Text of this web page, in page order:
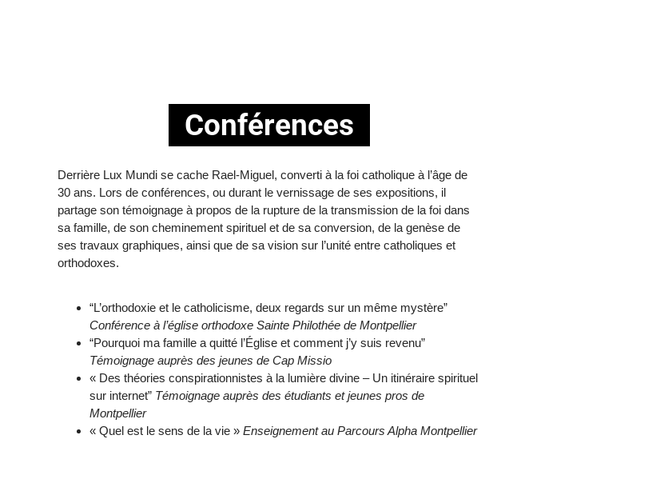
Conférences
Derrière Lux Mundi se cache Rael-Miguel, converti à la foi catholique à l’âge de
30 ans. Lors de conférences, ou durant le vernissage de ses expositions, il
partage son témoignage à propos de la rupture de la transmission de la foi dans
sa famille, de son cheminement spirituel et de sa conversion, de la genèse de
ses travaux graphiques, ainsi que de sa vision sur l’unité entre catholiques et
orthodoxes.
“L’orthodoxie et le catholicisme, deux regards sur un même mystère”
Conférence à l’église orthodoxe Sainte Philothée de Montpellier
“Pourquoi ma famille a quitté l’Église et comment j’y suis revenu”
Témoignage auprès des jeunes de Cap Missio
« Des théories conspirationnistes à la lumière divine – Un itinéraire spirituel
sur internet” Témoignage auprès des étudiants et jeunes pros de
Montpellier
« Quel est le sens de la vie » Enseignement au Parcours Alpha Montpellier